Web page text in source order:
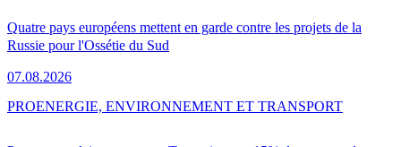
Quatre pays européens mettent en garde contre les projets de la
Russie pour l'Ossétie du Sud
07.08.2026
PROENERGIE, ENVIRONNEMENT ET TRANSPORT